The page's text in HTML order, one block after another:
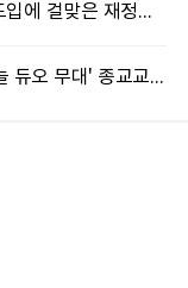
추미애, “소방 국가직화·지방노동감독관 도입에 걸맞은 재정체계 완성해야”
제72회 광화문음악회, 20일 '김대환·김하늘 듀오 무대' 종교교회서 무료 개최